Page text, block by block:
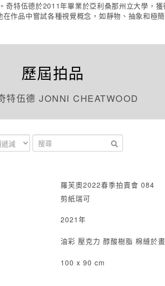
特伍德於2011年畢業於亞利桑那州立大學，
作品中嘗試各種視覺概念，如靜物、抽象和極
歷屆拍品
特伍德 JONNI CHEATWOOD
羅芙奧2022春季拍賣會 084
剪紙瑞可
2021年
油彩 壓克力 醇酸樹脂 棉縫於
100 x 90 cm